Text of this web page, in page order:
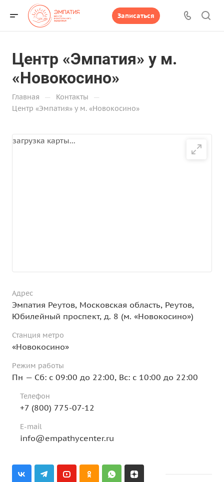
Записаться
Центр «Эмпатия» у м.
«Новокосино»
Главная — Контакты —
Центр «Эмпатия» у м. «Новокосино»
Адрес
Эмпатия Реутов, Московская область, Реутов,
Юбилейный проспект, д. 8 (м. «Новокосино»)
Станция метро
«Новокосино»
Режим работы
Пн — Сб: с 09:00 до 22:00, Вс: с 10:00 до 22:00
Телефон
+7 (800) 775-07-12
E-mail
info@empathycenter.ru
загрузка карты...